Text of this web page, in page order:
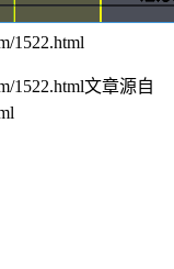
1522.html
1522.html文章源自